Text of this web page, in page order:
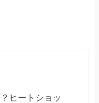
ヒートショッ